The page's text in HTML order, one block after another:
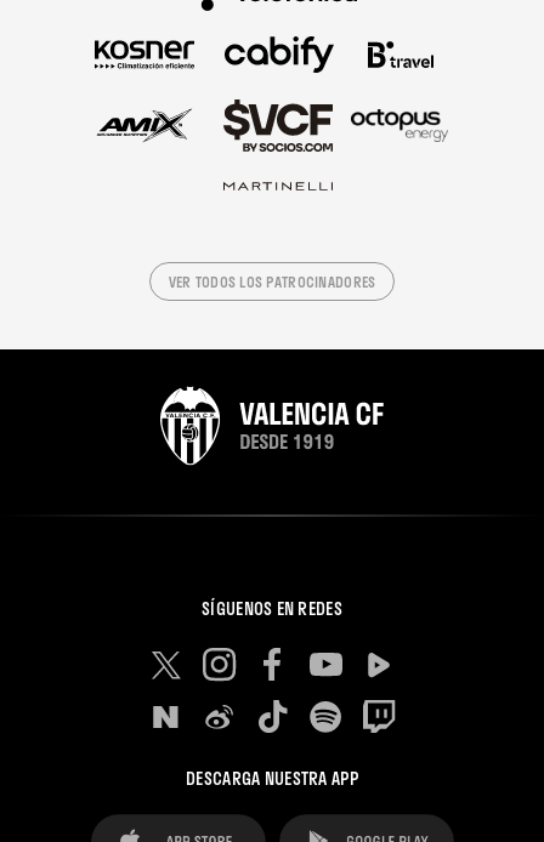
VER TODOS LOS PATROCINADORES
SÍGUENOS EN REDES
DESCARGA NUESTRA APP